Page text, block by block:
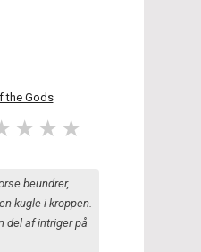
the Gods
beundrer,
kugle i kroppen.
del af intriger på